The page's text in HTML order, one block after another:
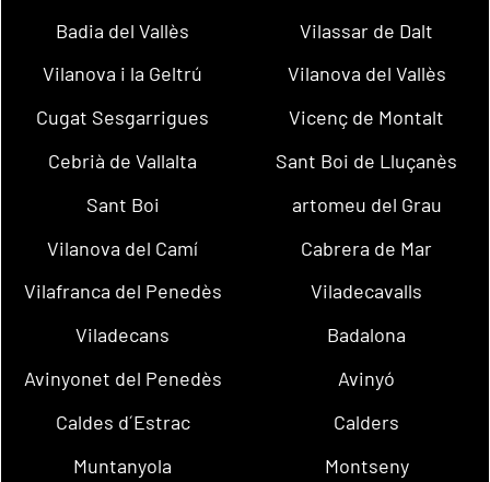
Badia del Vallès
Vilassar de Dalt
Vilanova i la Geltrú
Vilanova del Vallès
Cugat Sesgarrigues
Vicenç de Montalt
Cebrià de Vallalta
Sant Boi de Lluçanès
Sant Boi
artomeu del Grau
Vilanova del Camí
Cabrera de Mar
Vilafranca del Penedès
Viladecavalls
Viladecans
Badalona
Avinyonet del Penedès
Avinyó
Caldes d´Estrac
Calders
Muntanyola
Montseny